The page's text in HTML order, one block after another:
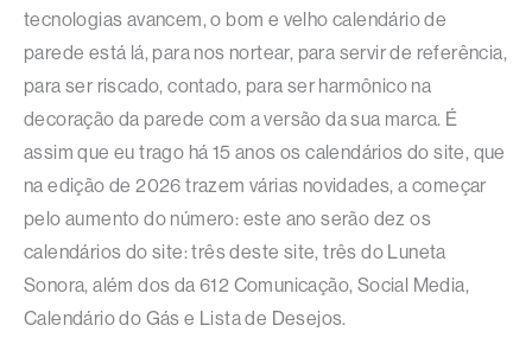
tecnologias avancem, o bom e velho calendário de
parede está lá, para nos nortear, para servir de referência,
para ser riscado, contado, para ser harmônico na
decoração da parede com a versão da sua marca. É
assim que eu trago há 15 anos os calendários do site, que
na edição de 2026 trazem várias novidades, a começar
pelo aumento do número: este ano serão dez os
calendários do site: três deste site, três do Luneta
Sonora, além dos da 612 Comunicação, Social Media,
Calendário do Gás e Lista de Desejos.